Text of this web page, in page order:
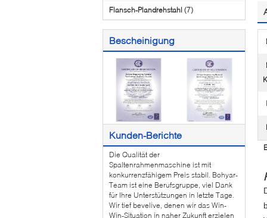
Flansch-Plandrehstahl (7)
Bescheinigung
Kunden-Berichte
Die Qualität der
Spaltenrahmenmaschine ist mit
konkurrenzfähigem Preis stabil. Bohyar-
Team ist eine Berufsgruppe, viel Dank
für Ihre Unterstützungen in letzte Tage.
Wir tief bevelive, denen wir das Win-
Win-Situation in naher Zukunft erzielen